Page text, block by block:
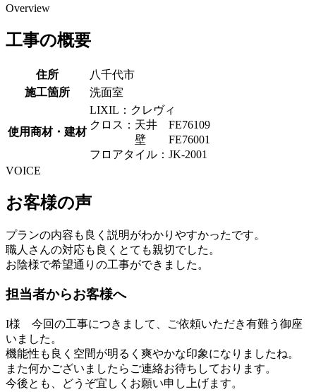
Overview
工事の概要
住所
八千代市
施工箇所
洗面室
使用商材・建材
LIXIL：クレヴィ
クロス：天井 FE76109
壁 FE76001
フロアタイル：JK-2001
VOICE
お客様の声
プランの内容も良く説明がわかりやすかったです。
職人さんの対応も良くとても親切でした。
お陰様で希望通りの工事ができました。
担当者からお客様へ
I様 今回の工事につきまして、ご依頼いただき有難う御座
いました。
機能性も良く空間が明るく爽やかな印象になりましたね。
また何かございましたらご連絡お待ちしております。
今後とも、どうぞ宜しくお願い申し上げます。